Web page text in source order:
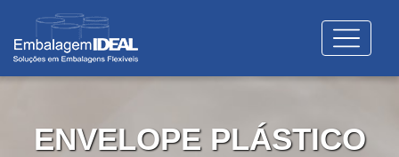
ENVELOPE PLÁSTICO